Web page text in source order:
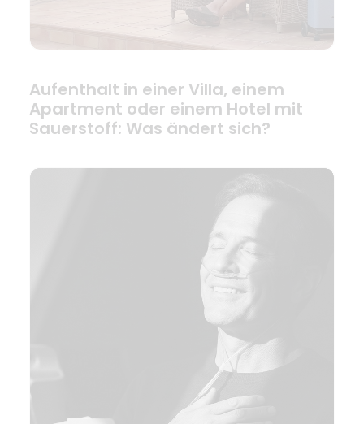
Aufenthalt in einer Villa, einem
Apartment oder einem Hotel mit
Sauerstoff: Was ändert sich?